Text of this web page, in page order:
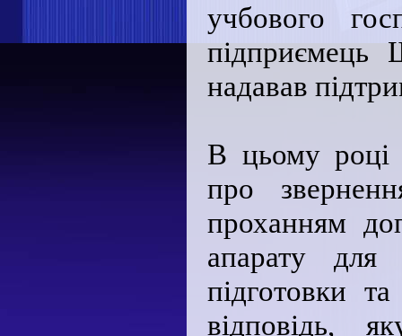
учбового
надавав
В цьому році
про
проханням
апарату для
підготовки
відповідь,